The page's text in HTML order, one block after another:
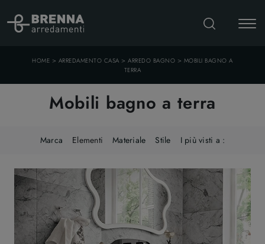
HOME > ARREDAMENTO CASA >ARREDO BAGNO > MOBILI BAGNO A
TERRA
Mobili bagno a terra
Marca Elementi Materiale Stile I più visti a :